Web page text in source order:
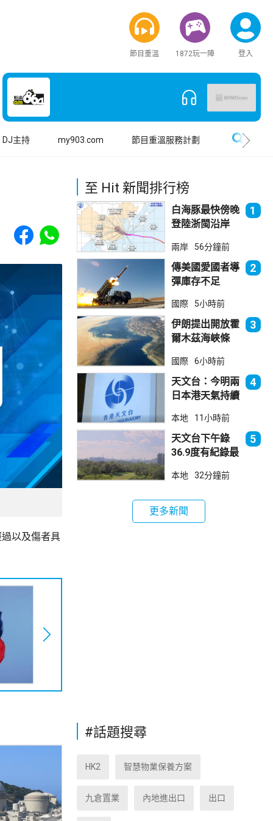
節目重溫 1872玩一陣 登入
DJ主持 my903.com 節目重溫服務計劃
Share to Facebook
Share to WhatsApp
以及傷者具
至 Hit 新聞排行榜
白海豚最快傍晚
登陸浙閩沿岸
廿萬人
1
兩岸 56分鐘前
傳美國愛國者導
彈庫存不足
長促加快生產武
器
2
國際 5小時前
伊朗提出開放霍
爾木茲海峽條
賠償等
3
國際 6小時前
天文台：今明兩
日本港天氣持續
4
本地 11小時前
天文台下午錄
36.9度有紀錄最
度境內最高
5
本地 32分鐘前
更多新聞
#話題搜尋
HK2 智慧物業保養方案
九倉置業 內地進出口 出口